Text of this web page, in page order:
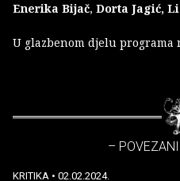
Enerika Bijač, Dorta Jagić,
U glazbenom djelu programa
–
KRITIKA • 02.02.2024.